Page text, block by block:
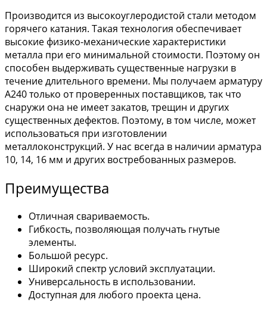
Производится из высокоуглеродистой стали методом
горячего катания. Такая технология обеспечивает
высокие физико-механические характеристики
металла при его минимальной стоимости. Поэтому он
способен выдерживать существенные нагрузки в
течение длительного времени. Мы получаем арматуру
А240 только от проверенных поставщиков, так что
снаружи она не имеет закатов, трещин и других
существенных дефектов. Поэтому, в том числе, может
использоваться при изготовлении
металлоконструкций. У нас всегда в наличии арматура
10, 14, 16 мм и других востребованных размеров.
Преимущества
Отличная свариваемость.
Гибкость, позволяющая получать гнутые
элементы.
Большой ресурс.
Широкий спектр условий эксплуатации.
Универсальность в использовании.
Доступная для любого проекта цена.